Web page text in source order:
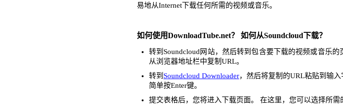
易地从Internet下载任何所需的视频或音乐。
如何使用DownloadTube.net？ 如何从Soundcloud下载？
转到Soundcloud网站，然后转到包含要下载的视频或音乐
从浏览器地址栏中复制URL。
转到 Soundcloud Downloader，然后将复制的URL粘贴到输
简单按Enter键。
提交表格后，您将进入下载页面。 在这里，您可以选择所